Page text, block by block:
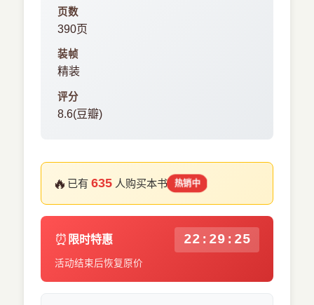
页数
390页
装帧
精装
评分
8.6(豆瓣)
🔥 已有635 人购买本书 热销中
⏰ 限时特惠 22:29:25
活动结束后恢复原价